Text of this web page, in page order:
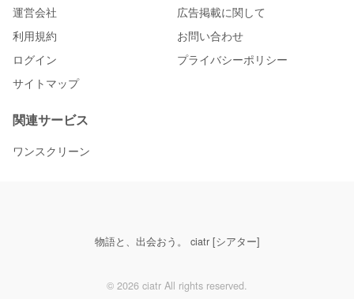
運営会社
広告掲載に関して
利用規約
お問い合わせ
ログイン
プライバシーポリシー
サイトマップ
関連サービス
ワンスクリーン
物語と、出会おう。 ciatr [シアター]
© 2026 ciatr All rights reserved.